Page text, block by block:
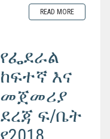
READ MORE
የፌደራል
ከፍተኛ እና
መጀመሪያ
ደረጃ ፍ/ቤት